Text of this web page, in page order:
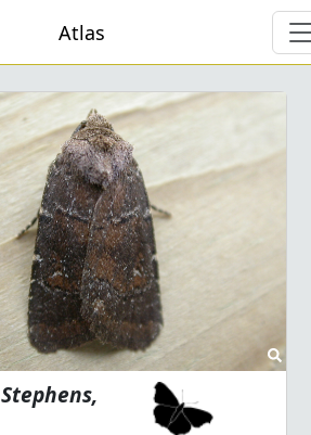
Atlas
Stephens,